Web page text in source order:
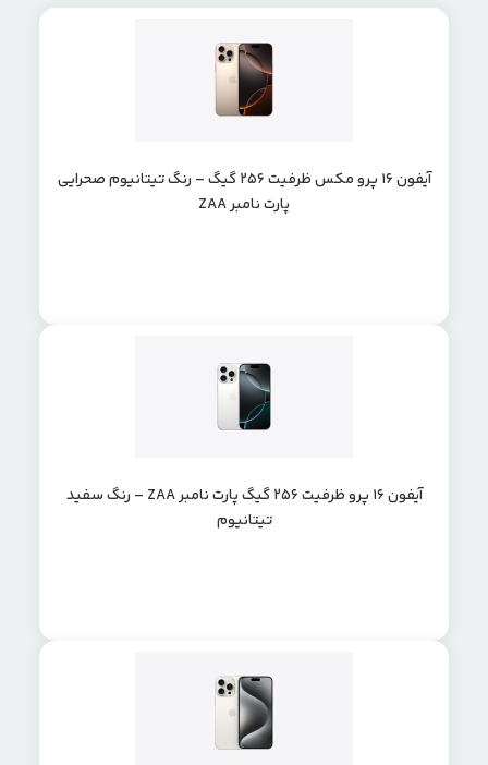
آیفون 16 پرو مکس ظرفیت 256 گیگ – رنگ تیتانیوم صحرایی
پارت نامبر ZAA
آیفون 16 پرو ظرفیت 256 گیگ پارت نامبر ZAA – رنگ سفید
تیتانیوم